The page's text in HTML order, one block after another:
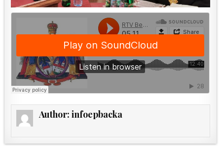
Author:infoepbacka